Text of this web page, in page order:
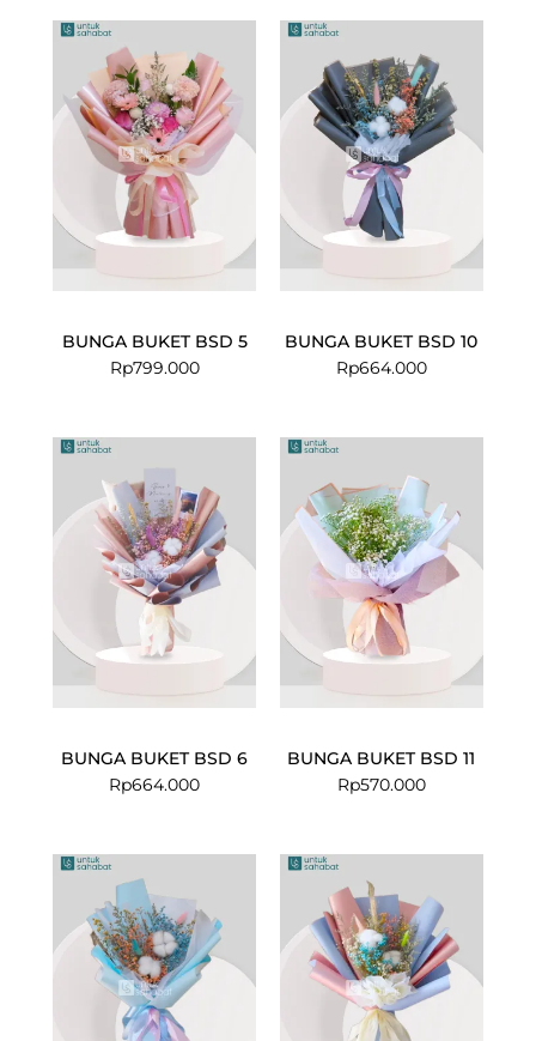
BUNGA BUKET BSD 5
Rp799.000
BUNGA BUKET BSD 10
Rp664.000
BUNGA BUKET BSD 6
Rp664.000
BUNGA BUKET BSD 11
Rp570.000